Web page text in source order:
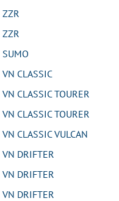
CLASSIC
CLASSIC TOURER
CLASSIC TOURER
CLASSIC VULCAN
DRIFTER
DRIFTER
DRIFTER